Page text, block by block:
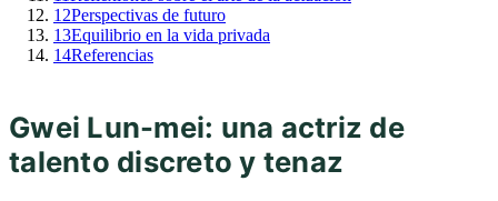
12Perspectivas de futuro
13Equilibrio en la vida privada
14Referencias
Gwei Lun-mei: una actriz de
talento discreto y tenaz